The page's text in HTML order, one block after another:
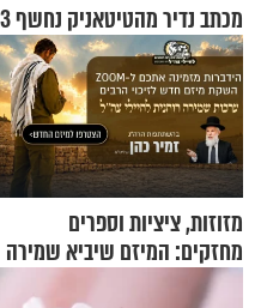
מכתב נדיר מהטיטאניק נחשף 113 שנים אחרי האסון
מזוזות, ציציות וספרים
מחזקים: המיזם שיביא שמירה
רוחנית לאלפי חיילי צה"ל